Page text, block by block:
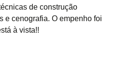
de construção
e cenografia. O empenho foi
à vista!!